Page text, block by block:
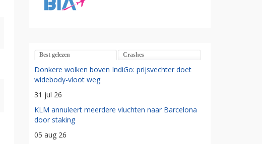
Best gelezen Crashes
Donkere wolken boven IndiGo: prijsvechter doet
widebody-vloot weg
31 jul 26
KLM annuleert meerdere vluchten naar Barcelona
door staking
05 aug 26